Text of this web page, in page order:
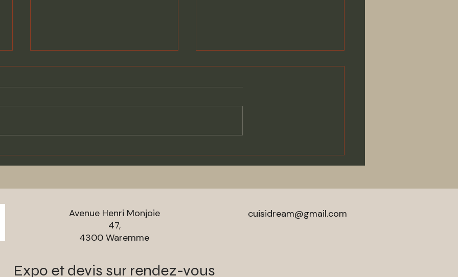
Le bois, le crème, le granit
Colonial white pour cette
Rêverie : C'est tout simplement
le nom du plan de travail en
réalisation de cuisine en bois
aspect métal .
Avenue Henri Monjoie
47,
4300 Waremme
cuisidream@gmail.com
Expo et devis sur rendez-vous